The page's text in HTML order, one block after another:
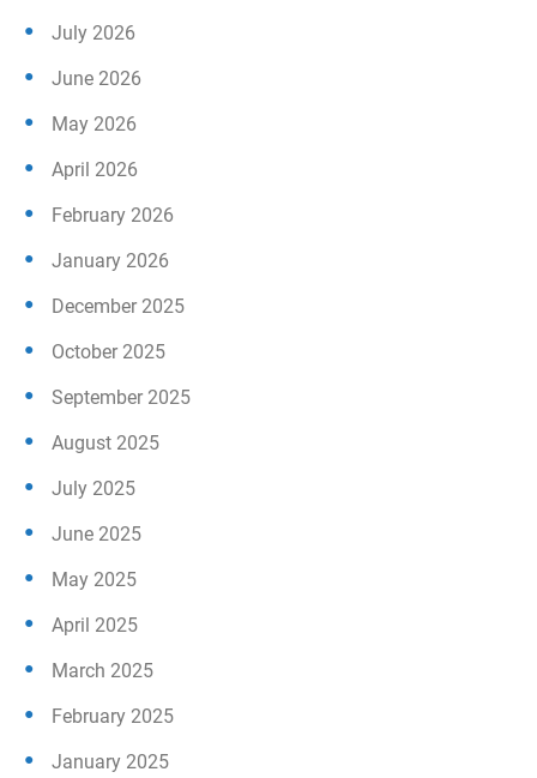
July 2026
June 2026
May 2026
April 2026
February 2026
January 2026
December 2025
October 2025
September 2025
August 2025
July 2025
June 2025
May 2025
April 2025
March 2025
February 2025
January 2025